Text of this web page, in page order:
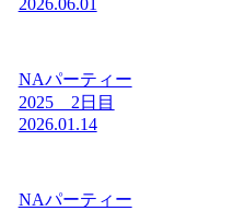
2026.06.01
NAパーティー
2025 2日目
2026.01.14
NAパーティー